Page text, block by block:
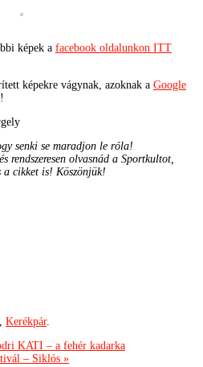
képek a facebook oldalunkon ITT
képekre vágynak, azoknak a Google
!
senki se maradjon le róla!
rendszeresen olvasnád a Sportkultot,
a cikket is! Köszönjük!
, Kerékpár.
KATI – a fehér kadarka
– Siklós »